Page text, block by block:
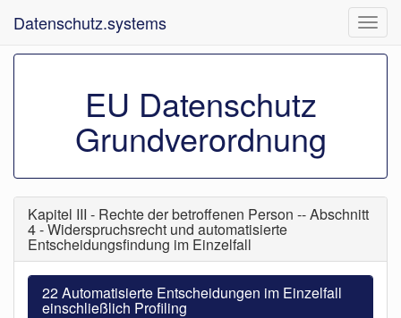
ein-/
Datenschutz.systems
EU Datenschutz
Grundverordnung
Kapitel III - Rechte der betroffenen Person -- Abschnitt
4 - Widerspruchsrecht und automatisierte
Entscheidungsfindung im Einzelfall
22 Automatisierte Entscheidungen im Einzelfall
einschließlich Profiling